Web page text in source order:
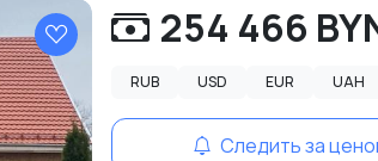
254 466
RUB USD EUR UAH
Следить за